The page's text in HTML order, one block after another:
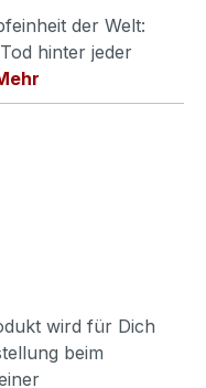
der Welt:
hinter jeder
wird für Dich
beim